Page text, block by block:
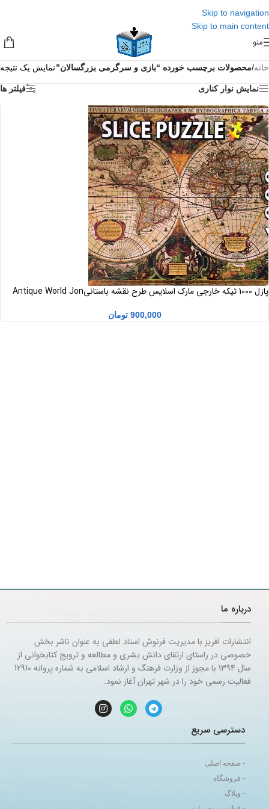
Skip to navigation
Skip to main content
منو
خانه/محصولات برچسب خورده “بازی و سرگرمی بزرگسالان”نمایش یک نتیجه
نمایش نوار کناری فیلتر ها
پازل 1000 تیکه خارجی مارک اسلایس طرح نقشه باستانیAntique World Jon
900,000 تومان
درباره ما
انتشارات افریز با مدیریت فرنوش استاد لطفی به عنوان ناشر بخش
خصوصی در راستای ارتقای دانش بشری و مطالعه و ترویج کتابخوانی از
سال 1394 با مجوز از وزارت فرهنگ و ارشاد اسلامی به شماره پروانه 12910
فعالیت رسمی خود را در شهر تهران آغاز نمود.
دسترسی سریع
- صفحه اصلی
- فروشگاه
- وبلاگ